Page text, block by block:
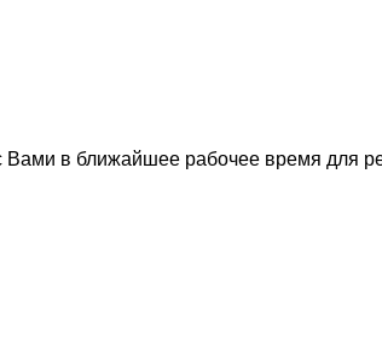
в ближайшее рабочее время для